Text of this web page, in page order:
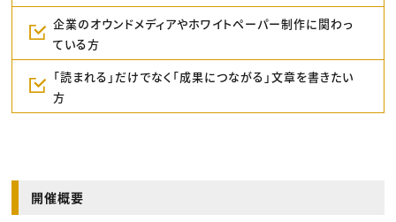
企業のオウンドメディアやホワイトペーパー制作に関わっ
ている方
「読まれる」だけでなく「成果につながる」文章を書きたい
方
開催概要